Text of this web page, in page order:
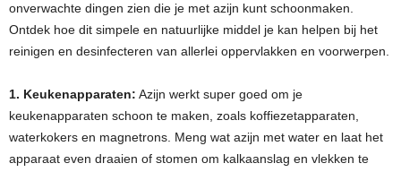
onverwachte dingen zien die je met azijn kunt schoonmaken.
Ontdek hoe dit simpele en natuurlijke middel je kan helpen bij het
reinigen en desinfecteren van allerlei oppervlakken en voorwerpen.
1. Keukenapparaten: Azijn werkt super goed om je
keukenapparaten schoon te maken, zoals koffiezetapparaten,
waterkokers en magnetrons. Meng wat azijn met water en laat het
apparaat even draaien of stomen om kalkaanslag en vlekken te